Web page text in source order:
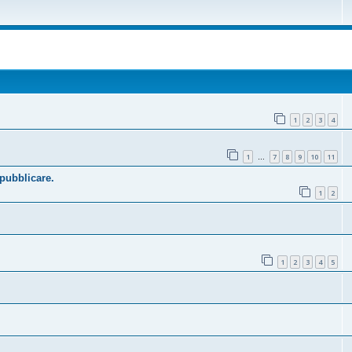
1 2 3 4
1 … 7 8 9 10 11
1 2
1 2 3 4 5